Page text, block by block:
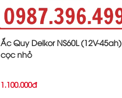
Ắc Quy Delkor NS60L (12V-45ah)
cọc nhỏ
1.100.000đ